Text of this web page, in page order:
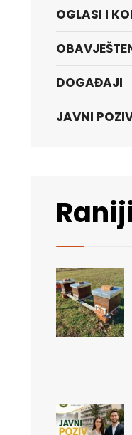
OGLASI I
DOGAĐAJI
JAVNI